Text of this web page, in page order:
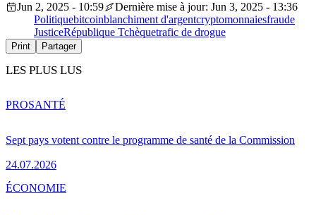
Jun 2, 2025 - 10:59
Dernière mise à jour: Jun 3, 2025 - 13:36
Politiquebitcoinblanchiment d'argentcryptomonnaiesfraude
JusticeRépublique Tchèquetrafic de drogue
Print Partager
LES PLUS LUS
Sept pays votent contre le programme de santé de la Commission
24.07.2026
PROSANTÉ
ÉCONOMIE